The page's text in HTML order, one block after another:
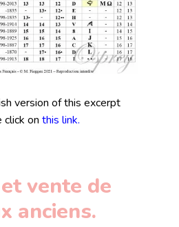
version of this excerpt
click on this link.
vente de
anciens.